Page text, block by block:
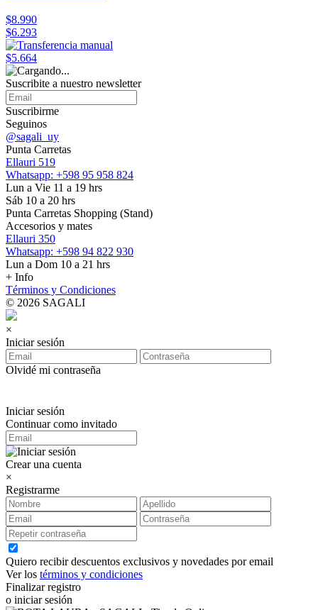
$8.990
$6.293
$5.664
Suscribite a nuestro newsletter
Suscribirme
Seguinos
@sagali_uy
Punta Carretas
Ellauri 519
Whatsapp: +598 95 958 824
Lun a Vie 11 a 19 hrs
Sáb 10 a 20 hrs
Punta Carretas Shopping (Stand)
Accesorios y mates
Ellauri 350
Whatsapp: +598 94 822 930
Lun a Dom 10 a 21 hrs
+ Info
Términos y Condiciones
© 2026 SAGALI
×
Iniciar sesión
Olvidé mi contraseña
Iniciar sesión
Continuar como invitado
Crear una cuenta
×
Registrarme
Quiero recibir descuentos exclusivos y novedades por email
Ver los términos y condiciones
Finalizar registro
o iniciar sesión